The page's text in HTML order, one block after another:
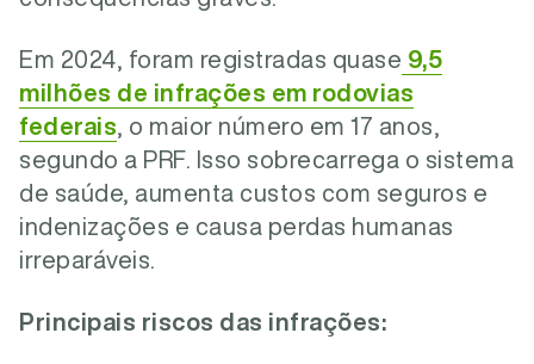
Em 2024, foram registradas quase 9,5
milhões de infrações em rodovias
federais , o maior número em 17 anos,
segundo a PRF. Isso sobrecarrega o sistema
de saúde, aumenta custos com seguros e
indenizações e causa perdas humanas
irreparáveis.
Principais riscos das infrações: